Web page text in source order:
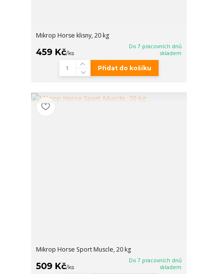
Mikrop Horse klisny, 20 kg
459 Kč/ks
Do 7 pracovních dnů
skladem
Přidat do košíku
Mikrop Horse Sport Muscle, 20 kg
509 Kč/ks
Do 7 pracovních dnů
skladem